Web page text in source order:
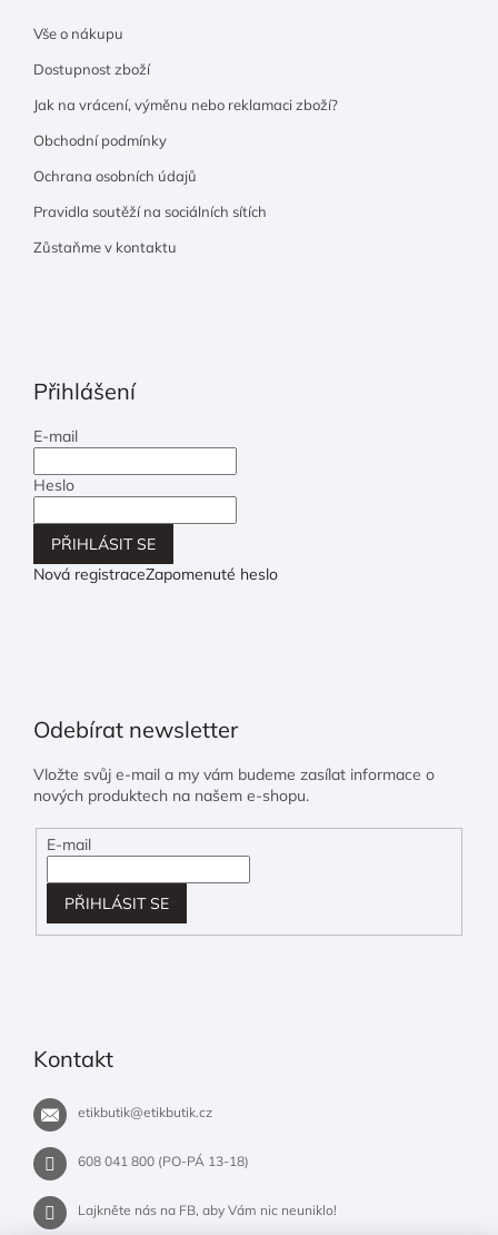
Vše o nákupu
Dostupnost zboží
Jak na vrácení, výměnu nebo reklamaci zboží?
Obchodní podmínky
Ochrana osobních údajů
Pravidla soutěží na sociálních sítích
Zůstaňme v kontaktu
Přihlášení
E-mail
Heslo
PŘIHLÁSIT SE
Nová registraceZapomenuté heslo
Odebírat newsletter
Vložte svůj e-mail a my vám budeme zasílat informace o
nových produktech na našem e-shopu.
E-mail
PŘIHLÁSIT SE
Kontakt
etikbutik@etikbutik.cz
608 041 800 (PO-PÁ 13-18)
Lajkněte nás na FB, aby Vám nic neuniklo!